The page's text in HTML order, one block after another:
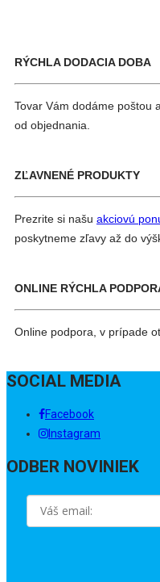
RÝCHLA DODACIA DOBA
Tovar Vám dodáme poštou
od objednania.
ZĽAVNENÉ PRODUKTY
Prezrite si našu akciovú
poskytneme zľavy až do
ONLINE RÝCHLA
Online podpora, v prípade
SOCIAL MEDIA
Facebook
Instagram
ODBER NOVINIEK